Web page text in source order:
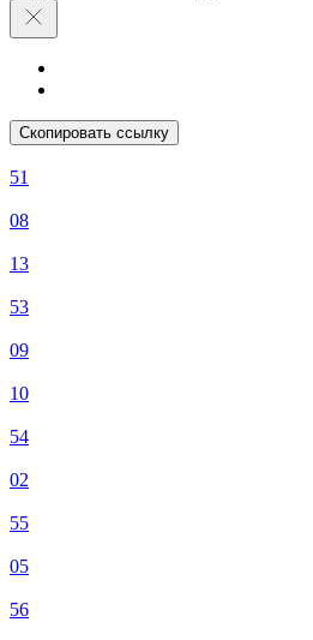
Скопировать ссылку
51
08
13
53
09
10
54
02
55
05
56